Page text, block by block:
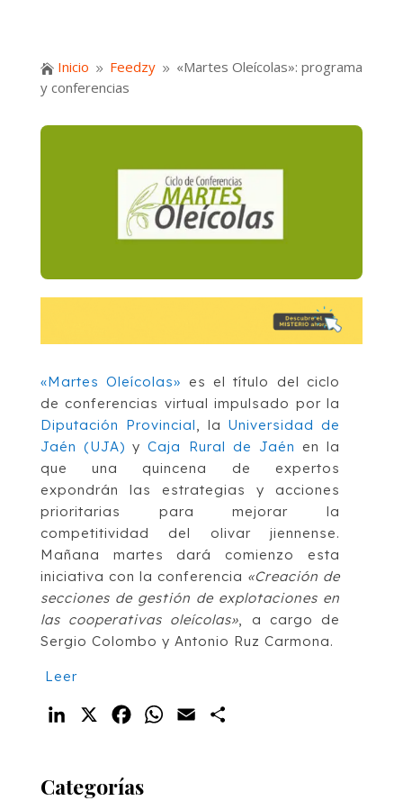
 Inicio 9 Feedzy 9 «Martes Oleícolas»: programa
y conferencias
«Martes Oleícolas» es el título del ciclo
de conferencias virtual impulsado por la
Diputación Provincial, la Universidad de
Jaén (UJA) yCaja Rural de Jaén en la
que una quincena de expertos
expondrán las estrategias y acciones
prioritarias para mejorar la
competitividad del olivar jiennense.
Mañana martes dará comienzo esta
iniciativa con la conferencia «Creación de
secciones de gestión de explotaciones en
las cooperativas oleícolas», a cargo de
Sergio Colombo y Antonio Ruz Carmona.
Leer
LinkedIn FacebookWhatsApp
Email
Categorías